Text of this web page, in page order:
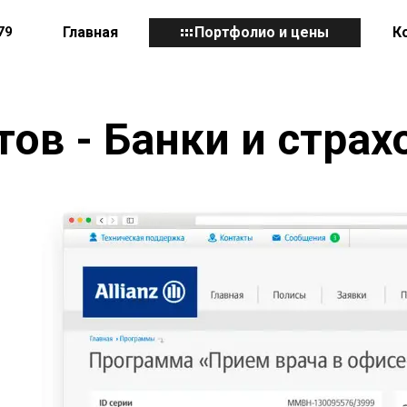
Главная Портфолио и цены
- Банки и